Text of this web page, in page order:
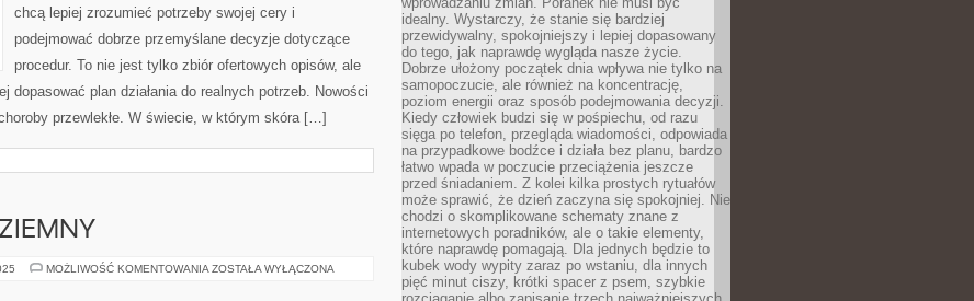
chcą lepiej zrozumieć potrzeby swojej cery i
podejmować dobrze przemyślane decyzje dotyczące
procedur. To nie jest tylko zbiór ofertowych opisów, ale
dopasować plan działania do realnych potrzeb. Nowości
przewlekłe. W świecie, w którym skóra […]
MOŻLIWOŚĆ KOMENTOWANIA SNOOKER
ZOSTAŁA WYŁĄCZONA
idealny. Wystarczy, że stanie się bardziej
przewidywalny, spokojniejszy i lepiej dopasowany
do tego, jak naprawdę wygląda nasze życie.
Dobrze ułożony początek dnia wpływa nie tylko na
samopoczucie, ale również na koncentrację,
poziom energii oraz sposób podejmowania decyzji.
Kiedy człowiek budzi się w pośpiechu, od razu
sięga po telefon, przegląda wiadomości, odpowiada
na przypadkowe bodźce i działa bez planu, bardzo
łatwo wpada w poczucie przeciążenia jeszcze
przed śniadaniem. Z kolei kilka prostych rytuałów
może sprawić, że dzień zaczyna się spokojniej. Nie
chodzi o skomplikowane schematy znane z
internetowych poradników, ale o takie elementy,
które naprawdę pomagają. Dla jednych będzie to
kubek wody wypity zaraz po wstaniu, dla innych
pięć minut ciszy, krótki spacer z psem, szybkie